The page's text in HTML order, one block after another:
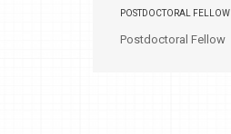
POSTDOCTORAL FELLOW
Postdoctoral Fellow